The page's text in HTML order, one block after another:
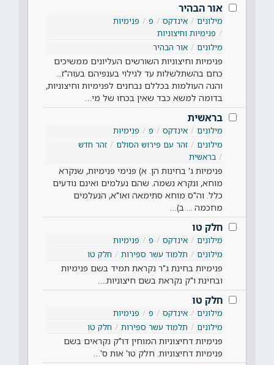
אור הבהיר
מילונים אינדקס פ
פנימיות
פנימיות וחיצוניות
מילונים
אור הבהיר
פנימיות וחיצוניות השורשים העליונים ממשיכים
כחם בהשתלשלות עד לגילוי בענפיהם בעוה"ז...
והנה העולמות בכללם נבחנים לפנימיות וחיצוניות,
בדומה למשא כבד שאין בכחו של מי…
בראשית
מילונים אינדקס פ
פנימיות
מילונים
זהר עם פירוש הסולם
זהר חדש
בראשית
פנימיות ג' בחינות הן. א) פנימי פנימיות, שנקרא
מוחא, ונקרא נשמה. שהם נעלמים ואינם נודעים
כלל. וה"ס מוחא סתימאה ואו"א, הנעלמים
מחכמה ... ב)…
חלק טו
מילונים אינדקס פ
פנימיות
מילונים
תלמוד עשר ספירות חלק טו
פנימיות בחינת ג"ר נקראת תמיד בשם פנימיות
ובחינת ו"ק נקראת בשם חיצוניות.…
חלק טו
מילונים אינדקס פ
פנימיות
מילונים
תלמוד עשר ספירות חלק טו
פנימיות דחיצוניות המוחין דו"ק נקראים בשם
פנימיות דחיצוניות. חלק טו' אות ס'…